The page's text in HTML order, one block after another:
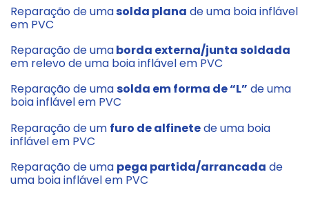
Reparação de umasolda plana de uma boia inflável
em PVC
Reparação de umaborda externa/junta soldada
em relevo de uma boia inflável em PVC
Reparação de umasolda em forma de “L” de uma
boia inflável em PVC
Reparação de um furo de alfinetede uma boia
inflável em PVC
Reparação de uma pega partida/arrancada de
uma boia inflável em PVC